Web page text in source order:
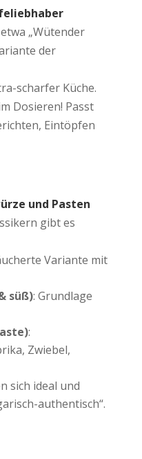
„Wütender
der
scharfer Küche.
Dosieren! Passt
Eintöpfen
und Pasten
gibt es
Variante mit
süß): Grundlage
:
Zwiebel,
sich ideal und
authentisch“.